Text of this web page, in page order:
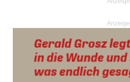
Anzeige